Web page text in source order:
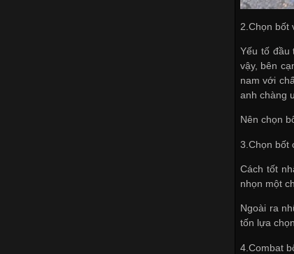
2.Chọn bốt
Yếu tố đầu
vậy, bên
nam với
anh chàng
Nên chọn
3.Chọn bốt
Cách tốt
nhọn một
Ngoài ra
tốn lựa
4.Combat